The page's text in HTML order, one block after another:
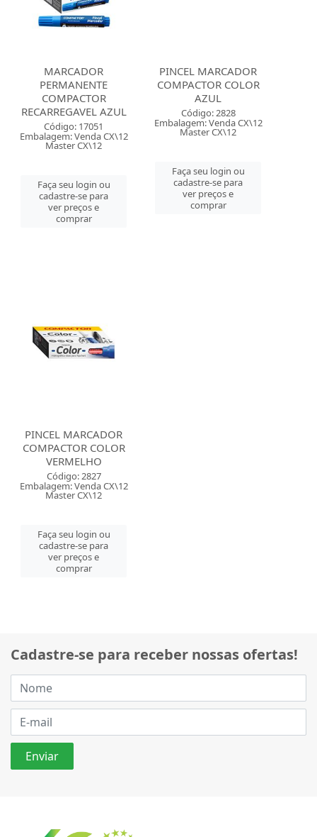
MARCADOR
PERMANENTE
COMPACTOR
RECARREGAVEL AZUL
Código: 17051
Embalagem: Venda CX\12
Master CX\12
Faça seu login ou
cadastre-se para
ver preços e
comprar
PINCEL MARCADOR
COMPACTOR COLOR
AZUL
Código: 2828
Embalagem: Venda CX\12
Master CX\12
Faça seu login ou
cadastre-se para
ver preços e
comprar
PINCEL MARCADOR
COMPACTOR COLOR
VERMELHO
Código: 2827
Embalagem: Venda CX\12
Master CX\12
Faça seu login ou
cadastre-se para
ver preços e
comprar
Cadastre-se para receber nossas ofertas!